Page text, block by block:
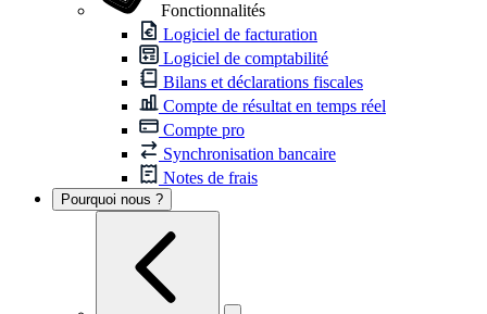
Fonctionnalités
Logiciel de facturation
Logiciel de comptabilité
Bilans et déclarations fiscales
Compte de résultat en temps réel
Compte pro
Synchronisation bancaire
Notes de frais
Pourquoi nous ?